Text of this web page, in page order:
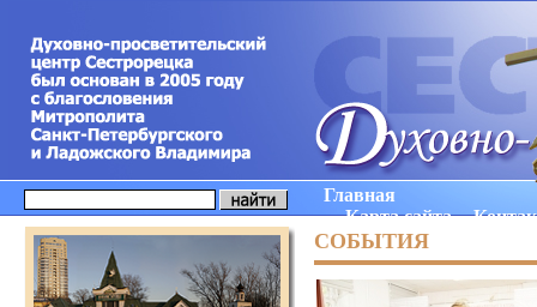
Главная
Карта сайта
СОБЫТИЯ